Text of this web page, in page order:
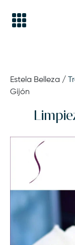
Skip
Estela Belleza /
Gijón